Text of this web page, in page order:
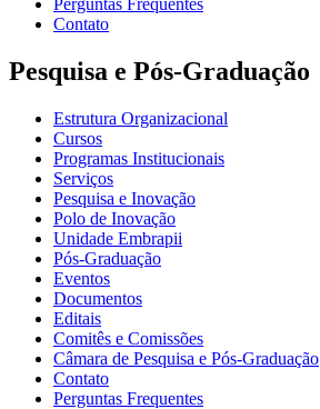
Contato
Pesquisa e Pós-Graduação
Estrutura Organizacional
Cursos
Programas Institucionais
Serviços
Pesquisa e Inovação
Polo de Inovação
Unidade Embrapii
Pós-Graduação
Eventos
Documentos
Editais
Comitês e Comissões
Câmara de Pesquisa e Pós-Graduação
Contato
Perguntas Frequentes